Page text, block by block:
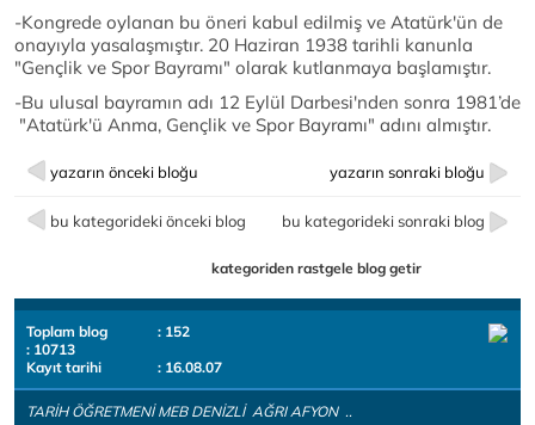
-Kongrede oylanan bu öneri kabul edilmiş ve Atatürk'ün de
onayıyla yasalaşmıştır. 20 Haziran 1938 tarihli kanunla
"Gençlik ve Spor Bayramı" olarak kutlanmaya başlamıştır.
-Bu ulusal bayramın adı 12 Eylül Darbesi'nden sonra 1981’de
"Atatürk'ü Anma, Gençlik ve Spor Bayramı" adını almıştır.
yazarın önceki bloğu yazarın sonraki bloğu
bu kategorideki önceki blog bu kategorideki sonraki blog
kategoriden rastgele blog getir
Toplam blog
: 152
: 10713
Kayıt tarihi
: 16.08.07
TARİH ÖĞRETMENİ MEB DENİZLİ AĞRI AFYON ..